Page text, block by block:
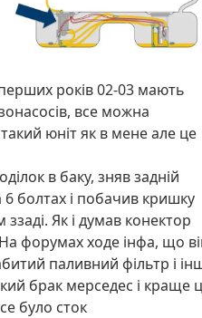
років 02-03 мають
все можна
юніт як в мене але це
в баку, зняв задній
болтах і побачив кришку
Як і думав конектор
форумах ходе інфа, що
паливний фільтр і
брак мерседес і краще
було сток